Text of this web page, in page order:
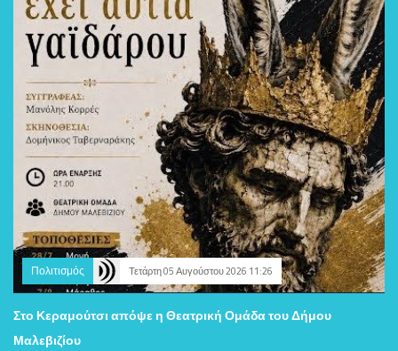
Πολιτισμός Τετάρτη 05 Αυγούστου 2026 11:26
Στο Κεραμούτσι απόψε η Θεατρική Ομάδα του Δήμου
Μαλεβιζίου